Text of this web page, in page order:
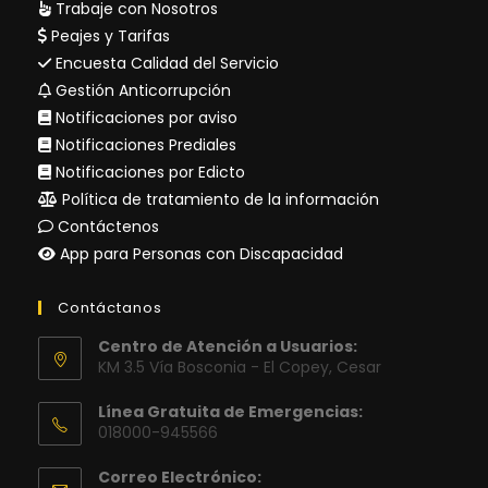
Trabaje con Nosotros
Peajes y Tarifas
Encuesta Calidad del Servicio
Gestión Anticorrupción
Notificaciones por aviso
Notificaciones Prediales
Notificaciones por Edicto
Política de tratamiento de la información
Contáctenos
App para Personas con Discapacidad
Contáctanos
Centro de Atención a Usuarios:
KM 3.5 Vía Bosconia - El Copey, Cesar
Línea Gratuita de Emergencias:
018000-945566
Correo Electrónico: